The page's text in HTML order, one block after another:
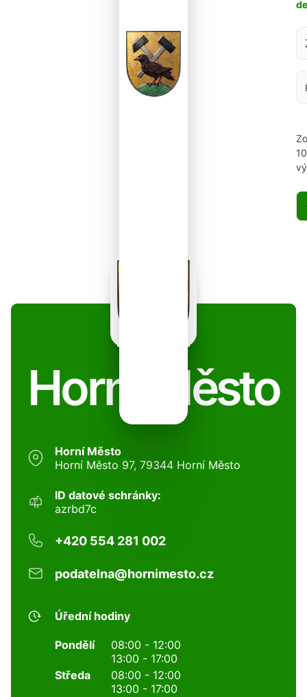
Horní Město
Horní Město
Horní Město 97, 79344 Horní Město
ID datové schránky:
azrbd7c
+420 554 281 002
podatelna@hornimesto.cz
Úřední hodiny
Pondělí
08:00 - 12:00
13:00 - 17:00
Středa
08:00 - 12:00
13:00 - 17:00